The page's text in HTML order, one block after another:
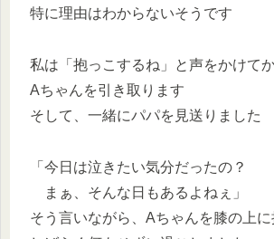
特に理由はわからないそうです
私は「抱っこするね」と声をかけてか
Aちゃんを引き取ります
そして、一緒にパパを見送りました
「今日は泣きたい気分だったの？
まぁ、そんな日もあるよねぇ」
そう言いながら、Aちゃんを膝の上に